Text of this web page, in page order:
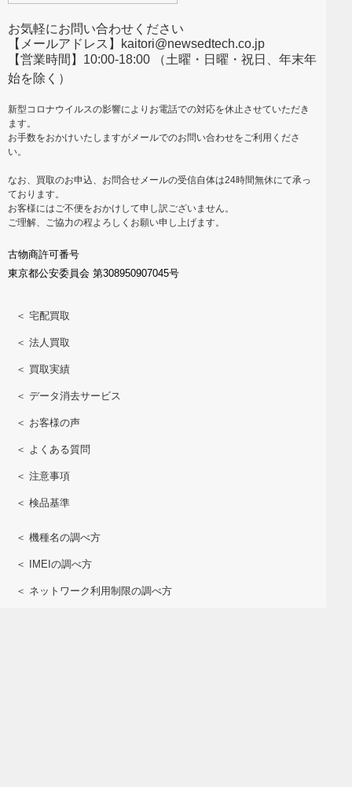
お気軽にお問い合わせください
【メールアドレス】kaitori@newsedtech.co.jp
【営業時間】10:00-18:00 （土曜・日曜・祝日、年末年
始を除く）
新型コロナウイルスの影響によりお電話での対応を休止させていただき
ます。
お手数をおかけいたしますがメールでのお問い合わせをご利用くださ
い。
なお、買取のお申込、お問合せメールの受信自体は24時間無休にて承っ
ております。
お客様にはご不便をおかけして申し訳ございません。
ご理解、ご協力の程よろしくお願い申し上げます。
古物商許可番号
東京都公安委員会 第308950907045号
＜ 宅配買取
＜ 法人買取
＜ 買取実績
＜ データ消去サービス
＜ お客様の声
＜ よくある質問
＜ 注意事項
＜ 検品基準
＜ 機種名の調べ方
＜ IMEIの調べ方
＜ ネットワーク利用制限の調べ方